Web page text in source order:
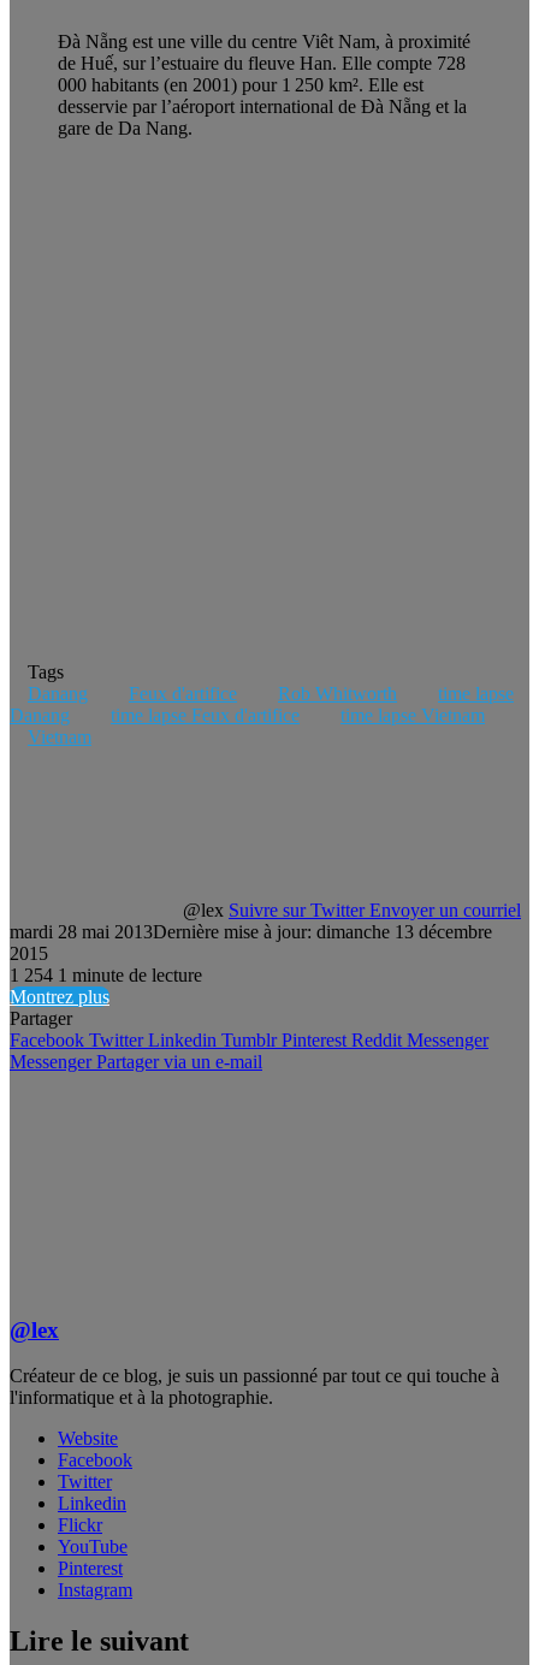
Đà Nẵng est une ville du centre Viêt Nam, à proximité
de Huế, sur l’estuaire du fleuve Han. Elle compte 728
000 habitants (en 2001) pour 1 250 km². Elle est
desservie par l’aéroport international de Đà Nẵng et la
gare de Da Nang.
Tags
Danang
Feux d'artifice Rob Whitworth
time lapse
Danang
time lapse Feux d'artifice
time lapse Vietnam
Vietnam
@lex Suivre sur Twitter Envoyer un courriel
mardi 28 mai 2013Dernière mise à jour: dimanche 13 décembre
2015
1 254 1 minute de lecture
Montrez plus
Partager
Facebook Twitter Linkedin Tumblr Pinterest Reddit Messenger
Messenger Partager via un e-mail
@lex
Créateur de ce blog, je suis un passionné par tout ce qui touche à
l'informatique et à la photographie.
Website
Facebook
Twitter
Linkedin
Flickr
YouTube
Pinterest
Instagram
Lire le suivant